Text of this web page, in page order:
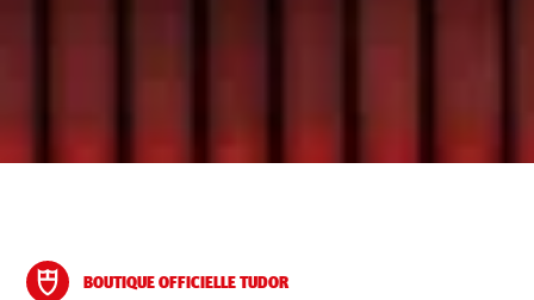
BOUTIQUE OFFICIELLE TUDOR